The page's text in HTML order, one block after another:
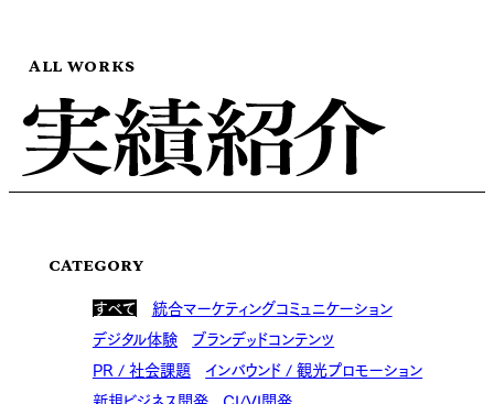
ALL WORKS
CATEGORY
すべて
統合マーケティングコミュニケーション
デジタル体験
ブランデッドコンテンツ
PR / 社会課題 インバウンド / 観光プロモーション